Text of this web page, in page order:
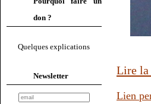
don ?
Quelques explications
Newsletter Lire la
Lien